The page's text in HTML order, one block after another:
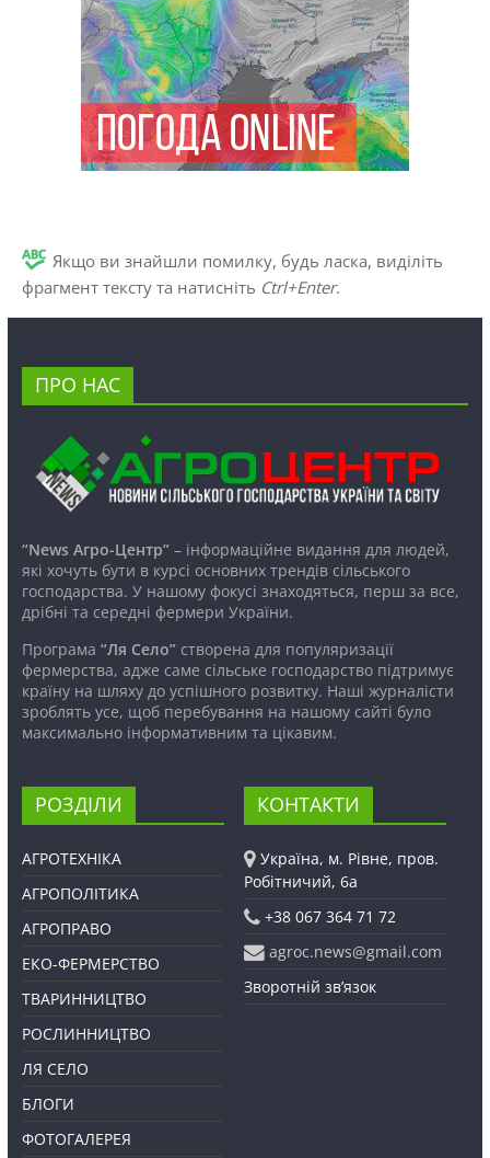
Якщо ви знайшли помилку, будь ласка, виділіть
фрагмент тексту та натисніть Ctrl+Enter.
ПРО НАС
“News Агро-Центр”– інформаційне видання для людей,
які хочуть бути в курсі основних трендів сільського
господарства. У нашому фокусі знаходяться, перш за все,
дрібні та середні фермери України.
Програма “Ля Село”створена для популяризації
фермерства, адже саме сільське господарство підтримує
країну на шляху до успішного розвитку. Наші журналісти
зроблять усе, щоб перебування на нашому сайті було
максимально інформативним та цікавим.
РОЗДІЛИ
АГРОТЕХНІКА
АГРОПОЛІТИКА
АГРОПРАВО
ЕКО-ФЕРМЕРСТВО
ТВАРИННИЦТВО
РОСЛИННИЦТВО
ЛЯ СЕЛО
БЛОГИ
ФОТОГАЛЕРЕЯ
КОНТАКТИ
Україна, м. Рівне, пров.
Робітничий, 6а
+38 067 364 71 72
agroc.news@gmail.com
Зворотній зв’язок